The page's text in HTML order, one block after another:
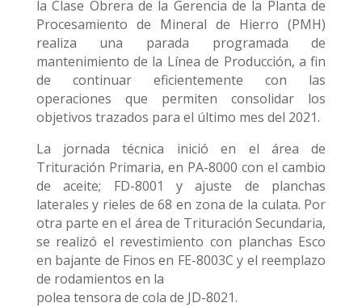
la Clase Obrera de la Gerencia de la Planta de
Procesamiento de Mineral de Hierro (PMH)
realiza una parada programada de
mantenimiento de la Línea de Producción, a fin
de continuar eficientemente con las
operaciones que permiten consolidar los
objetivos trazados para el último mes del 2021.
La jornada técnica inició en el área de
Trituración Primaria, en PA-8000 con el cambio
de aceite; FD-8001 y ajuste de planchas
laterales y rieles de 68 en zona de la culata. Por
otra parte en el área de Trituración Secundaria,
se realizó el revestimiento con planchas Esco
en bajante de Finos en FE-8003C y el reemplazo
de rodamientos en la
polea tensora de cola de JD-8021.